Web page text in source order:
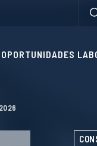
OPORTUNIDADES